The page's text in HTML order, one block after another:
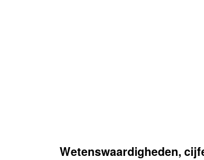
Wetenswaardigheden,